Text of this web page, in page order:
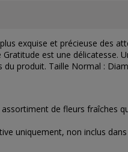
exquise et précieuse des
est une délicatesse.
produit. Taille Normal :
de fleurs fraîches
uniquement, non inclus